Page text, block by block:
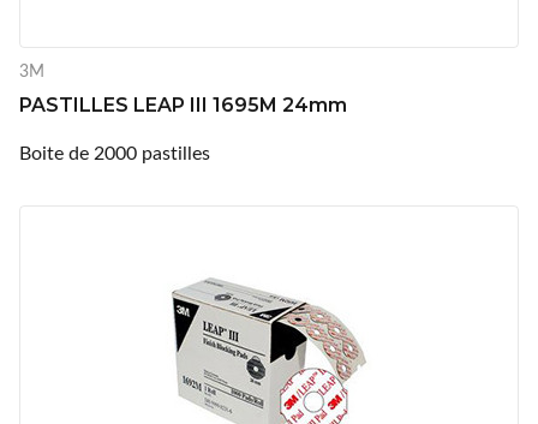
3M
PASTILLES LEAP III 1695M 24mm
Boite de 2000 pastilles